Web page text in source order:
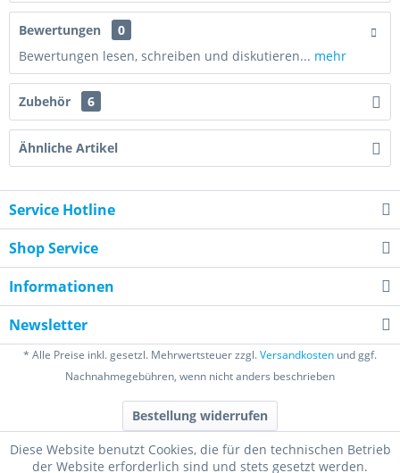
Bewertungen
0
Bewertungen lesen, schreiben und diskutieren... mehr
Zubehör 6
Ähnliche Artikel
Service Hotline
Shop Service
Informationen
Newsletter
* Alle Preise inkl. gesetzl. Mehrwertsteuer zzgl.Versandkosten und ggf.
Nachnahmegebühren, wenn nicht anders beschrieben
Bestellung widerrufen
Diese Website benutzt Cookies, die für den technischen Betrieb
der Website erforderlich sind und stets gesetzt werden.